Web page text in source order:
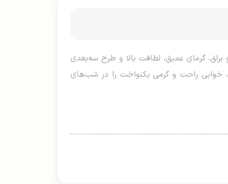
جنس مخمل نرم و براق، گرمای عمیق، لطافت بالا و طرح سه‌بعدی
راحت و گرمی یکنواخت را در شب‌های